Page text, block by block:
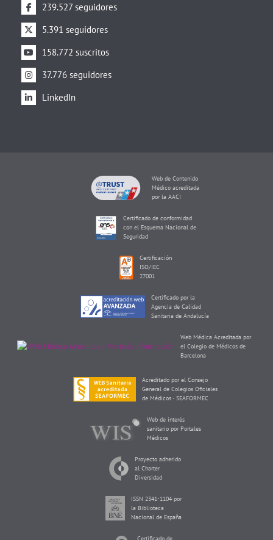
239.527 seguidores
5.391 seguidores
158.772 suscritos
37.776 seguidores
LinkedIn
Web de Contenido
Médico acreditada
por la AACI
Certificado de conformidad
con el Esquema Nacional de
Seguridad
Certificación
ISO/IEC
27001
Certificado por la
Agencia de Calidad
Sanitaria de Andalucía
Web Médica Acreditada por
el Colegio de Médicos de
Barcelona
Acreditado por el Consejo
General de Colegios Oficiales
de Médicos - SEAFORMEC
Web de interés
sanitario por Portales
Médicos
Proyecto adherido
al Charter
Diversidad
ISSN 2341-1104 por
la Biblioteca
Nacional de España